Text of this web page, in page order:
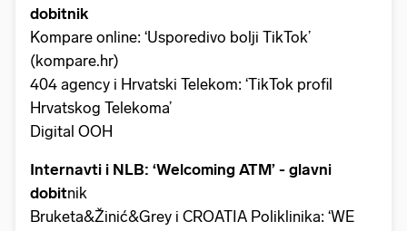
dobitnik
Kompare online: ‘Usporedivo bolji TikTok’
(kompare.hr)
404 agency i Hrvatski Telekom: ‘TikTok profil
Hrvatskog Telekoma’
Digital OOH
Internavti i NLB: ‘Welcoming ATM’ - glavni
dobitnik
Bruketa&Žinić&Grey i CROATIA Poliklinika: ‘WE